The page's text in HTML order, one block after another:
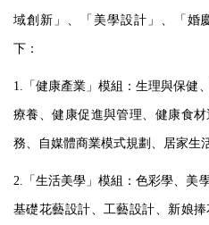
域創新」、「美學設計」、「婚
下：
1. 「健康產業」模組：生理與保健
療養、健康促進與管理、健康食
務、自媒體商業模式規劃、居家生
2. 「生活美學」模組：色彩學、美
基礎花藝設計、工藝設計、新娘